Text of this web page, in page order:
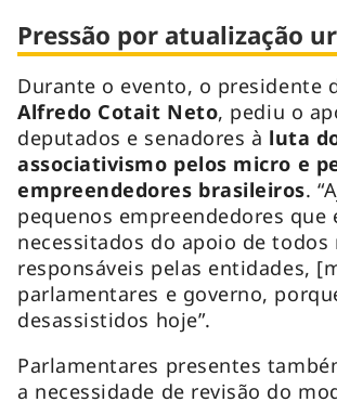
Pressão por atualização
Durante o evento, o presidente
Alfredo Cotait Neto, pediu o
deputados e senadores à luta
associativismo pelos micro e
empreendedores brasileiros.
pequenos empreendedores que
necessitados do apoio de todos
responsáveis pelas entidades,
parlamentares e governo,
desassistidos hoje”.
Parlamentares presentes
a necessidade de revisão do